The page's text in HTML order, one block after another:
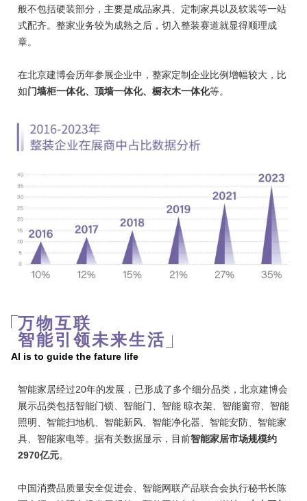
般不包括硬装部分，主要是成品家具、定制家具以及软装等一站
式配齐。整家业务较为成熟之后，切入整装赛道就显得顺理成
章。
在北京建博会历年参展企业中，整家定制企业比例增幅较大，比
如门墙柜一体化、顶墙一体化、橱衣木一体化等。
万物互联
智能引领未来生活
Al is to guide the fature life
智能家居经过20年的发展，已形成了多个细分品类，北京建博会
展示品类包括智能门锁、智能门、智能 晾衣架、智能窗帘、智能
照明、智能扫地机、智能新风、智能净化器、智能安防、智能家
具、智能家电等。据有关数据显示，目前智能家居市场规模约
2970亿元。
中国消费品质量安全促进会、智能网联产品联合会执行秘书长陈